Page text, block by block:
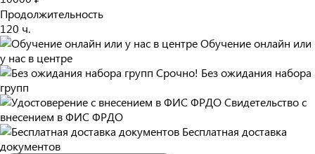
Продолжительность
120 ч.
Обучение онлайн или
у нас в центре
Срочно! Без ожидания набора
групп
Свидетельство с
внесением в ФИС ФРДО
Бесплатная доставка
документов